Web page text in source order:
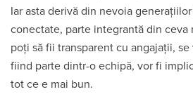
Iar asta derivă din nevoia
conectate, parte integrantă din ceva
poți să fii transparent cu angajații,
fiind parte dintr-o echipă, vor fi
tot ce e mai bun.